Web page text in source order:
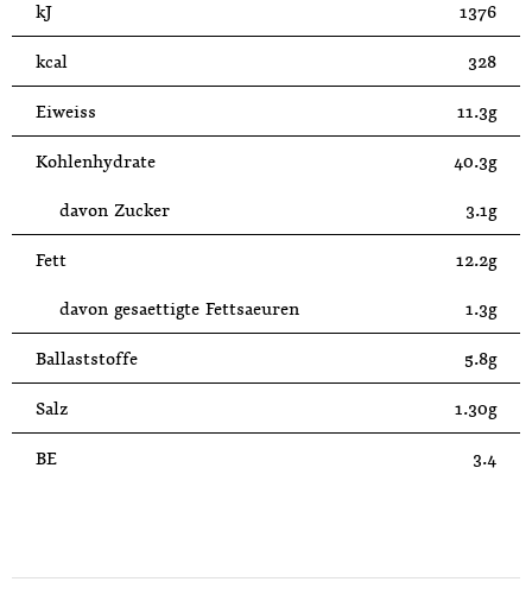
kJ 1376
kcal 328
Eiweiss 11.3g
Kohlenhydrate 40.3g
davon Zucker 3.1g
Fett 12.2g
davon gesaettigte Fettsaeuren 1.3g
Ballaststoffe 5.8g
Salz 1.30g
BE 3.4